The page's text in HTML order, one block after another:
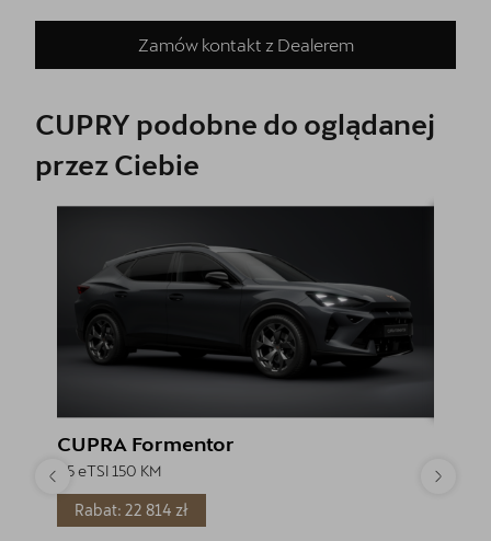
Zamów kontakt z Dealerem
CUPRY podobne do oglądanej
przez Ciebie
CUPRA Formentor
1.5 eTSI 150 KM
Rabat: 22 814 zł
1.5